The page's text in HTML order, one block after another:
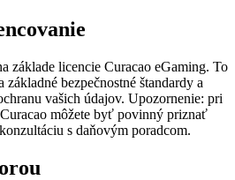
základe licencie Curacao eGaming. To
základné bezpečnostné štandardy a
vašich údajov. Upozornenie: pri
môžete byť povinný priznať
s daňovým poradcom.